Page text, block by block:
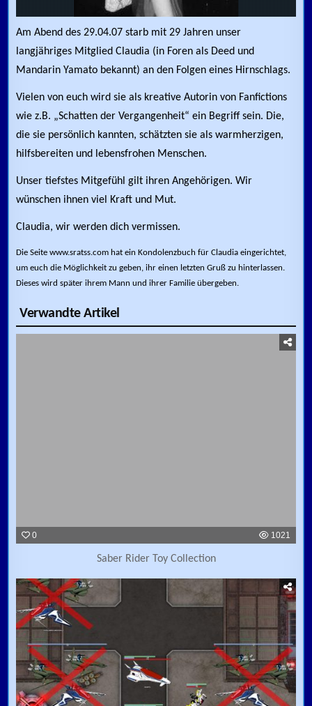
Am Abend des 29.04.07 starb mit 29 Jahren unser
langjähriges Mitglied Claudia (in Foren als Deed und
Mandarin Yamato bekannt) an den Folgen eines Hirnschlags.
Vielen von euch wird sie als kreative Autorin von Fanfictions
wie z.B. „Schatten der Vergangenheit“ ein Begriff sein. Die,
die sie persönlich kannten, schätzten sie als warmherzigen,
hilfsbereiten und lebensfrohen Menschen.
Unser tiefstes Mitgefühl gilt ihren Angehörigen. Wir
wünschen ihnen viel Kraft und Mut.
Claudia, wir werden dich vermissen.
Die Seite www.sratss.com hat ein Kondolenzbuch für Claudia eingerichtet,
um euch die Möglichkeit zu geben, ihr einen letzten Gruß zu hinterlassen.
Dieses wird später ihrem Mann und ihrer Familie übergeben.
Verwandte Artikel
0 1021
Saber Rider Toy Collection